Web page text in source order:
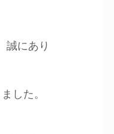
誠にあり
した。